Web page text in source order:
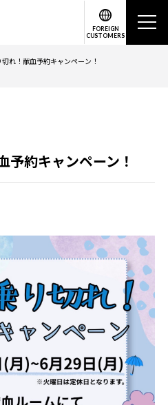
FOREIGN
CUSTOMERS
れ！献血予約キャンペーン！
予約キャンペーン！